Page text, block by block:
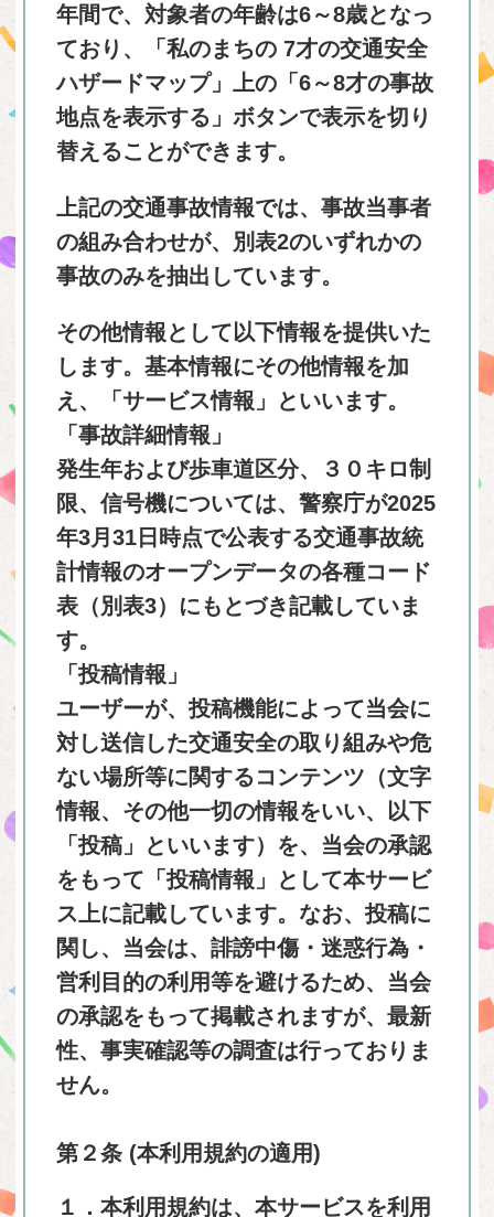
年間で、対象者の年齢は6～8歳となっ
ており、「私のまちの 7才の交通安全
ハザードマップ」上の「6～8才の事故
地点を表示する」ボタンで表示を切り
替えることができます。
上記の交通事故情報では、事故当事者
の組み合わせが、別表2のいずれかの
事故のみを抽出しています。
その他情報として以下情報を提供いた
します。基本情報にその他情報を加
え、「サービス情報」といいます。
「事故詳細情報」
発生年および歩車道区分、３０キロ制
限、信号機については、警察庁が2025
年3月31日時点で公表する交通事故統
計情報のオープンデータの各種コード
表（別表3）にもとづき記載していま
す。
「投稿情報」
ユーザーが、投稿機能によって当会に
対し送信した交通安全の取り組みや危
ない場所等に関するコンテンツ（文字
情報、その他一切の情報をいい、以下
「投稿」といいます）を、当会の承認
をもって「投稿情報」として本サービ
ス上に記載しています。なお、投稿に
関し、当会は、誹謗中傷・迷惑行為・
営利目的の利用等を避けるため、当会
の承認をもって掲載されますが、最新
性、事実確認等の調査は行っておりま
せん。
第２条 (本利用規約の適用)
１．本利用規約は、本サービスを利用